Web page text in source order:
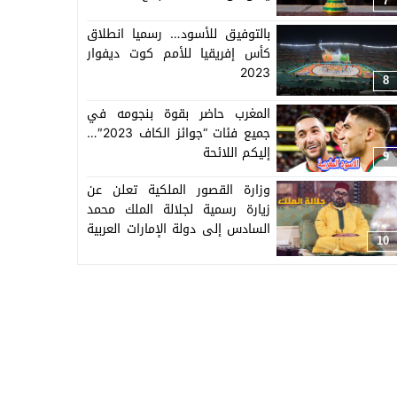
8
بالتوفيق للأسود… رسميا انطلاق
كأس إفريقيا للأمم كوت ديفوار
2023
9
المغرب حاضر بقوة بنجومه في
جميع فئات “جوائز الكاف 2023″…
إليكم اللائحة
10
وزارة القصور الملكية تعلن عن
زيارة رسمية لجلالة الملك محمد
السادس إلى دولة الإمارات العربية